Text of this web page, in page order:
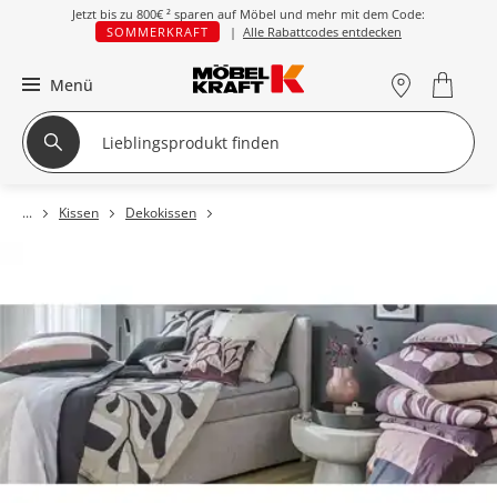
Jetzt bis zu 800€ ² sparen auf Möbel und mehr mit dem Code:
SOMMERKRAFT
| Alle Rabattcodes entdecken
Menü
Kissen Dekokissen